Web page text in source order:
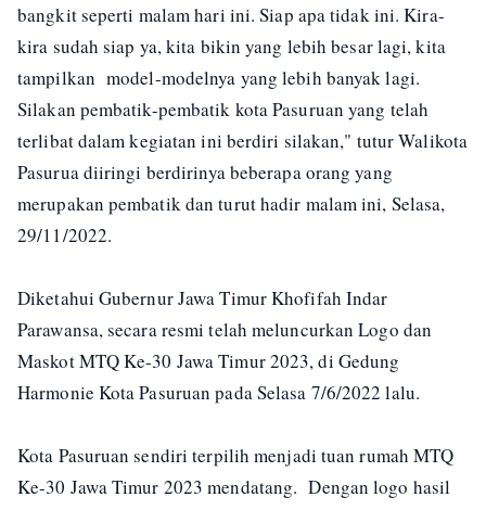
bangkit seperti malam hari ini. Siap apa tidak ini. Kira-
kira sudah siap ya, kita bikin yang lebih besar lagi, kita
tampilkan model-modelnya yang lebih banyak lagi.
Silakan pembatik-pembatik kota Pasuruan yang telah
terlibat dalam kegiatan ini berdiri silakan," tutur Walikota
Pasurua diiringi berdirinya beberapa orang yang
merupakan pembatik dan turut hadir malam ini, Selasa,
29/11/2022.
Diketahui Gubernur Jawa Timur Khofifah Indar
Parawansa, secara resmi telah meluncurkan Logo dan
Maskot MTQ Ke-30 Jawa Timur 2023, di Gedung
Harmonie Kota Pasuruan pada Selasa 7/6/2022 lalu.
Kota Pasuruan sendiri terpilih menjadi tuan rumah MTQ
Ke-30 Jawa Timur 2023 mendatang. Dengan logo hasil